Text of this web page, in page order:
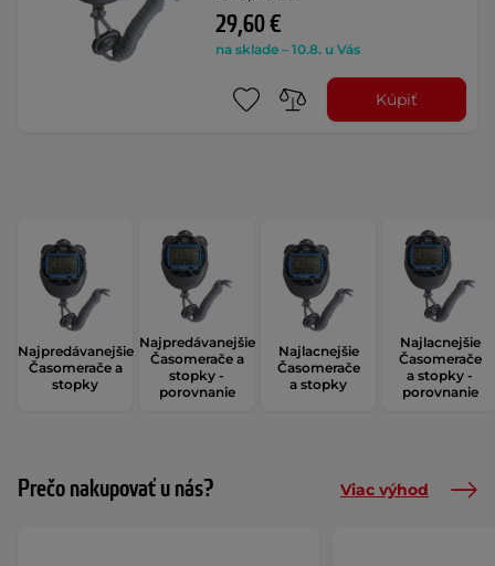
29,60 €
na sklade – 10.8. u Vás
Kúpiť
Najpredávanejšie
Časomerače a
stopky
Najpredávanejšie
Časomerače a
stopky -
porovnanie
Najlacnejšie
Časomerače
a stopky
Najlacnejšie
Časomerače
a stopky -
porovnanie
Prečo nakupovať u nás? Viac výhod